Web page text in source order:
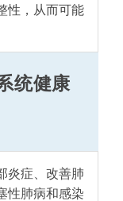
性，从而可能
统健康
炎症、改善肺
性肺病和感染